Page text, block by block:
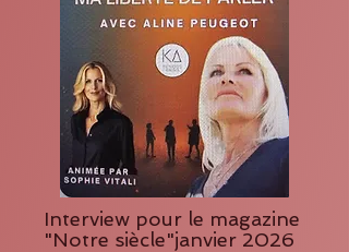
Interview pour le magazine
"Notre siècle"janvier 2026